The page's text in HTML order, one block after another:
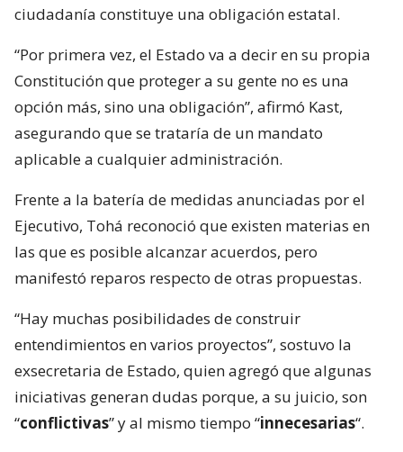
ciudadanía constituye una obligación estatal.
“Por primera vez, el Estado va a decir en su propia
Constitución que proteger a su gente no es una
opción más, sino una obligación”, afirmó Kast,
asegurando que se trataría de un mandato
aplicable a cualquier administración.
Frente a la batería de medidas anunciadas por el
Ejecutivo, Tohá reconoció que existen materias en
las que es posible alcanzar acuerdos, pero
manifestó reparos respecto de otras propuestas.
“Hay muchas posibilidades de construir
entendimientos en varios proyectos”, sostuvo la
exsecretaria de Estado, quien agregó que algunas
iniciativas generan dudas porque, a su juicio, son
“conflictivas” y al mismo tiempo “innecesarias“.